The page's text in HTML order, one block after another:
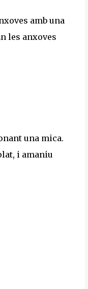
amb una
les anxoves
una mica.
i amaniu